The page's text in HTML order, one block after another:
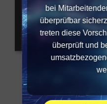
VERNETZE
bei
überprüfbar
treten diese
überprüft und